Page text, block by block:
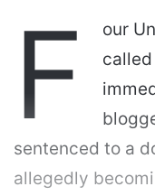
F
our
called
sentenced to a
allegedly